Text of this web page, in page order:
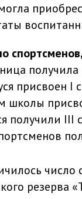
присвоен I
школы
получили III
резерва